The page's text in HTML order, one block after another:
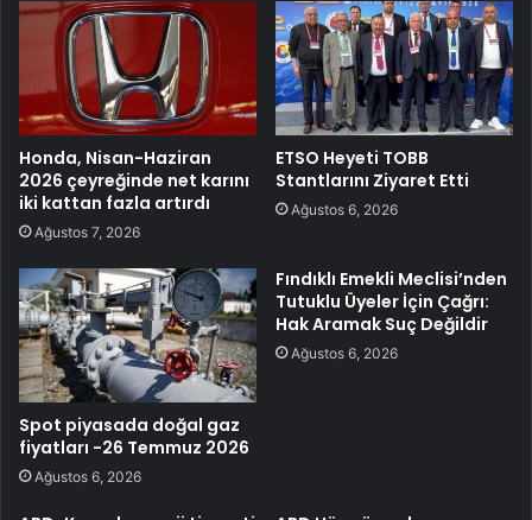
Honda, Nisan-Haziran
2026 çeyreğinde net karını
iki kattan fazla artırdı
Ağustos 7, 2026
ETSO Heyeti TOBB
Stantlarını Ziyaret Etti
Ağustos 6, 2026
Spot piyasada doğal gaz
fiyatları -26 Temmuz 2026
Ağustos 6, 2026
Fındıklı Emekli Meclisi’nden
Tutuklu Üyeler İçin Çağrı:
Hak Aramak Suç Değildir
Ağustos 6, 2026